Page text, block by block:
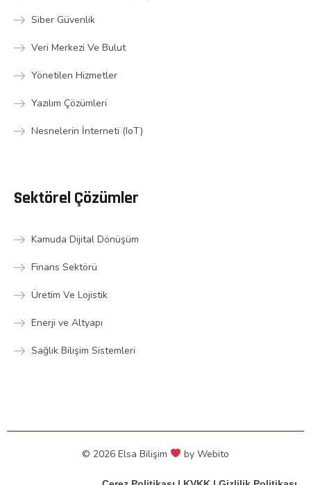
Siber Güvenlik
Veri Merkezi Ve Bulut
Yönetilen Hizmetler
Yazılım Çözümleri
Nesnelerin İnterneti (IoT)
Sektörel Çözümler
Kamuda Dijital Dönüşüm
Finans Sektörü
Üretim Ve Lojistik
Enerji ve Altyapı
Sağlık Bilişim Sistemleri
© 2026 Elsa Bilişim by Webito